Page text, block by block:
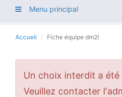
Menu principal
Accueil Fiche équipe dm2l
Message
d'erreur
Un choix interdit a été
Veuillez contacter